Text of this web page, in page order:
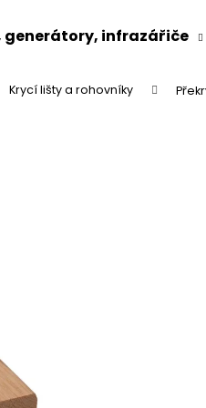
generátory, infrazářiče
Krycí lišty a rohovníky
Co potřebujete